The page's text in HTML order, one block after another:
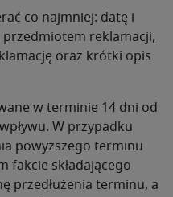
co najmniej: datę i
reklamacji,
oraz krótki opis
w terminie 14 dni od
W przypadku
powyższego terminu
fakcie składającego
przedłużenia terminu, a